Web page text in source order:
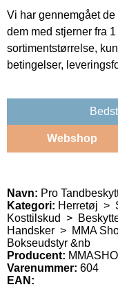
Vi har gennemgået
dem med stjerner fra
sortimentstørrelse,
betingelser,
Webshop
Navn: Pro
Kategori: Herretøj >
Kosttilskud >
Handsker > MMA
Bokseudstyr &nb
Producent:
Varenummer: 604
EAN: